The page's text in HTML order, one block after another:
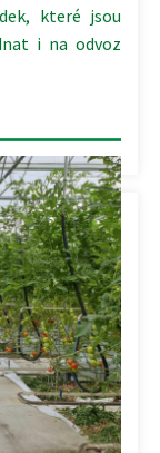
které jsou
i na odvoz